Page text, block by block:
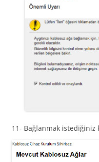
11- Bağlanmak istediğiniz